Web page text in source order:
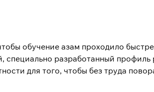
обучение азам проходило
разработанный профиль
для того, чтобы без труда